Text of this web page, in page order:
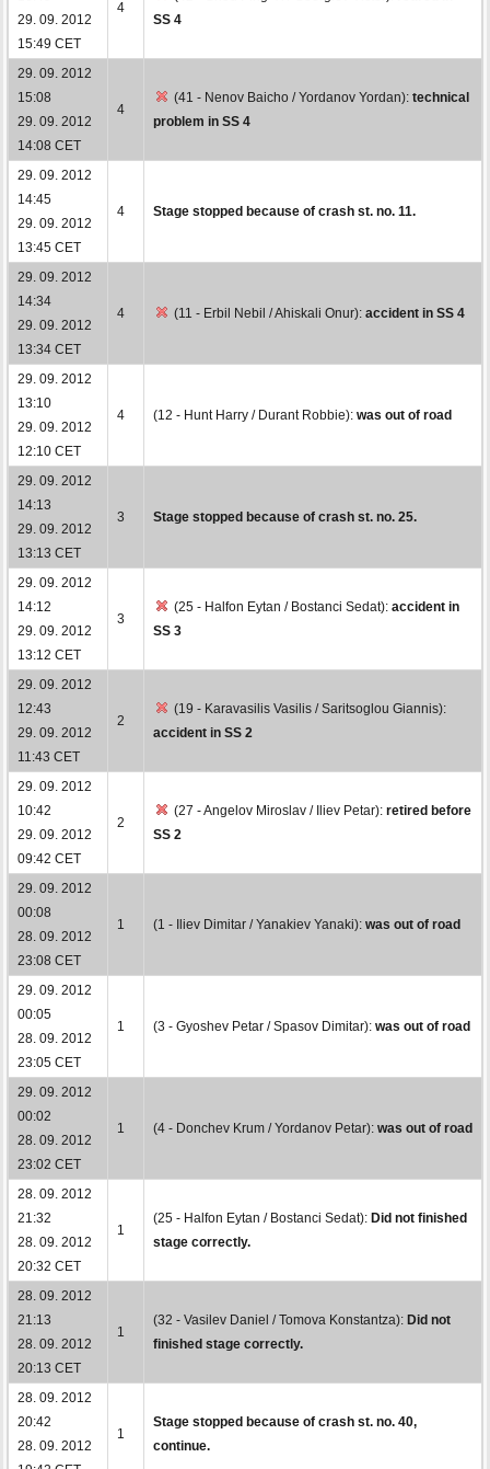
29. 09. 2012
15:49 CET
4
SS 4
29. 09. 2012
15:08
29. 09. 2012
14:08 CET
4
(41 - Nenov Baicho / Yordanov Yordan): technical
problem in SS 4
29. 09. 2012
14:45
29. 09. 2012
13:45 CET
4 Stage stopped because of crash st. no. 11.
29. 09. 2012
14:34
29. 09. 2012
13:34 CET
4 (11 - Erbil Nebil / Ahiskali Onur): accident in SS 4
29. 09. 2012
13:10
29. 09. 2012
12:10 CET
4 (12 - Hunt Harry / Durant Robbie): was out of road
29. 09. 2012
14:13
29. 09. 2012
13:13 CET
3 Stage stopped because of crash st. no. 25.
29. 09. 2012
14:12
29. 09. 2012
13:12 CET
3
(25 - Halfon Eytan / Bostanci Sedat): accident in
SS 3
29. 09. 2012
12:43
29. 09. 2012
11:43 CET
2
(19 - Karavasilis Vasilis / Saritsoglou Giannis):
accident in SS 2
29. 09. 2012
10:42
29. 09. 2012
09:42 CET
2
(27 - Angelov Miroslav / Iliev Petar): retired before
SS 2
29. 09. 2012
00:08
28. 09. 2012
23:08 CET
1 (1 - Iliev Dimitar / Yanakiev Yanaki): was out of road
29. 09. 2012
00:05
28. 09. 2012
23:05 CET
1 (3 - Gyoshev Petar / Spasov Dimitar): was out of road
29. 09. 2012
00:02
28. 09. 2012
23:02 CET
1 (4 - Donchev Krum / Yordanov Petar): was out of road
28. 09. 2012
21:32
28. 09. 2012
20:32 CET
1
(25 - Halfon Eytan / Bostanci Sedat): Did not finished
stage correctly.
28. 09. 2012
21:13
28. 09. 2012
20:13 CET
1
(32 - Vasilev Daniel / Tomova Konstantza): Did not
finished stage correctly.
28. 09. 2012
20:42
28. 09. 2012
1
Stage stopped because of crash st. no. 40,
continue.